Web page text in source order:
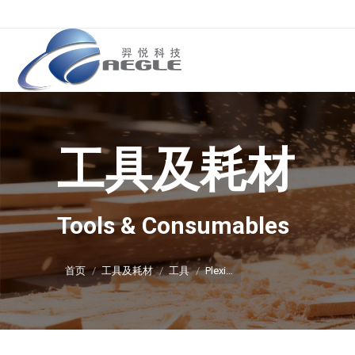
工具及耗材
Tools & Consumables
你在这里：
首页 工具及耗材 工具 Plexi…